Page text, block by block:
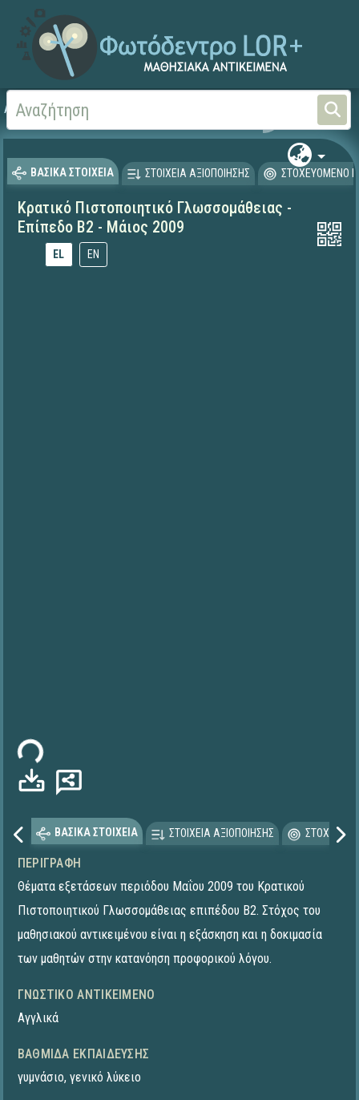
Αρχική Ξένες Γλώσσες -
ΒΑΣΙΚΑ ΣΤΟΙΧΕΙΑ ΣΤΟΙΧΕΙΑ ΑΞΙΟΠΟΙΗΣΗΣ ΣΤΟΧΕΥΟΜΕΝΟ
Κρατικό Πιστοποιητικό Γλωσσομάθειας -
Επίπεδο Β2 - Μάιος 2009
EL EN
ΒΑΣΙΚΑ ΣΤΟΙΧΕΙΑ ΣΤΟΙΧΕΙΑ ΑΞΙΟΠΟΙΗΣΗΣ
ΠΕΡΙΓΡΑΦΉ
Θέματα εξετάσεων περιόδου Mαΐου 2009 του Κρατικού
Πιστοποιητικού Γλωσσομάθειας επιπέδου Β2. Στόχος του
μαθησιακού αντικειμένου είναι η εξάσκηση και η δοκιμασία
των μαθητών στην κατανόηση προφορικού λόγου.
ΓΝΩΣΤΙΚΌ ΑΝΤΙΚΕΊΜΕΝΟ
Αγγλικά
ΒΑΘΜΊΔΑ ΕΚΠΑΊΔΕΥΣΗΣ
γυμνάσιο, γενικό λύκειο